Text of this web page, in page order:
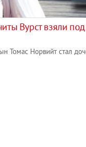
Вурст взяли под
Томас Норвийт стал